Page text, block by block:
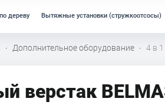
дереву Вытяжные установки (стружкоотсосы)
· Дополнительное оборудование · 4 в
верстак